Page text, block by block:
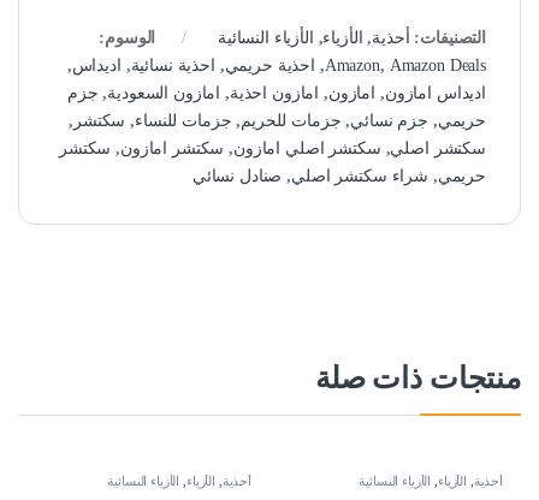
التصنيفات: أحذية, الأزياء, الأزياء النسائية
الوسوم:
Amazon, Amazon Deals
, احذية حريمي, احذية نسائية, اديداس,
اديداس امازون, امازون, امازون احذية, امازون السعودية, جزم
حريمي, جزم نسائي, جزمات للحريم , جزمات للنساء, سكتشر ,
سكتشر اصلي, سكتشر اصلي امازون, سكتشر امازون, سكتشر
حريمي, شراء سكتشر اصلي, صنادل نسائي
منتجات ذات صلة
أحذية الأزياء الأزياء النسائية أحذية الأزياء الأزياء النسائية